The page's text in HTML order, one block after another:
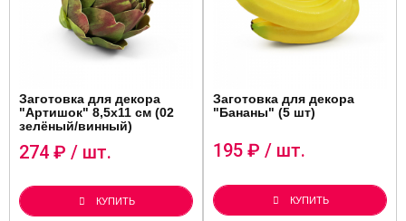
Заготовка для декора
"Артишок" 8,5х11 см (02
зелёный/винный)
274 ₽ / шт.
КУПИТЬ
Заготовка для декора
"Бананы" (5 шт)
195 ₽ / шт.
КУПИТЬ